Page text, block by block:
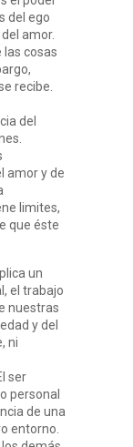
del ego
amor.
las cosas
recibe.
del
amor y de
limites,
que éste
un
el trabajo
nuestras
y del
ni
ser
personal
de una
entorno.